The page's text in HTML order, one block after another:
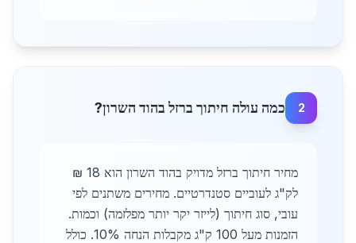
2 כמה עולה חיתוך ברזל בהוד השרון?
מחיר חיתוך ברזל מדויק בהוד השרון הוא 18 ₪
לק"ג לעוביים סטנדרטיים. מחירים משתנים לפי
עובי, סוג חיתוך (לייזר יקר יותר מפלזמה) וכמות.
הזמנות מעל 100 ק"ג מקבלות הנחה 10%. כולל